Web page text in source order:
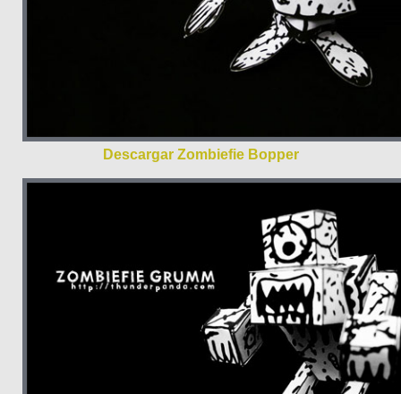
Descargar Zombiefie Bopper